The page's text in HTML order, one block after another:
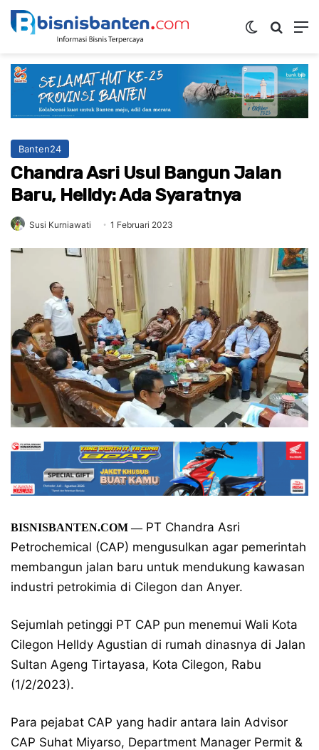
Switch skin
Banten24
Chandra Asri Usul Bangun Jalan
Baru, Helldy: Ada Syaratnya
Susi Kurniawati 1 Februari 2023
BISNISBANTEN.COM —PT Chandra Asri
Petrochemical (CAP) mengusulkan agar pemerintah
membangun jalan baru untuk mendukung kawasan
industri petrokimia di Cilegon dan Anyer.
Sejumlah petinggi PT CAP pun menemui Wali Kota
Cilegon Helldy Agustian di rumah dinasnya di Jalan
Sultan Ageng Tirtayasa, Kota Cilegon, Rabu
(1/2/2023).
Para pejabat CAP yang hadir antara lain Advisor
CAP Suhat Miyarso, Department Manager Permit &